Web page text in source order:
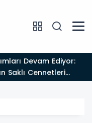
Saklı Cennetleri